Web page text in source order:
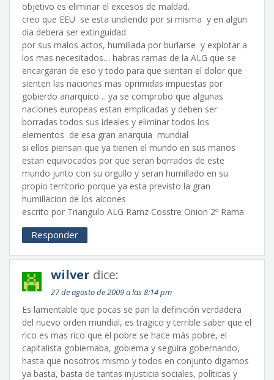
objetivo es eliminar el excesos de maldad.
creo que EEU se esta undiendo por si misma y en algun
dia debera ser extinguidad
por sus malos actos, humillada por burlarse y explotar a
los mas necesitados… habras ramas de la ALG que se
encargaran de eso y todo para que sientan el dolor que
sienten las naciones mas oprimidas impuestas por
gobierdo anarquico… ya se comprobo que algunas
naciones europeas estan emplicadas y deben ser
borradas todos sus ideales y eliminar todos los
elementos de esa gran anarquia mundial
si ellos piensan que ya tienen el mundo en sus manos
estan equivocados por que seran borrados de este
mundo junto con su orgullo y seran humillado en su
propio territorio porque ya esta previsto la gran
humillacion de los alcones
escrito por Triangulo ALG Ramz Cosstre Onion 2º Rama
Responder
wilver dice:
27 de agosto de 2009 a las 8:14 pm
Es lamentable que pocas se pan la definición verdadera
del nuevo orden mundial, es tragico y terrible saber que el
rico es mas rico que el pobre se hace más pobre, el
capitalista gobiernaba, gobierna y seguira gobernando,
hasta que nosotros mismo y todos en conjunto digamos
ya basta, basta de tantas injusticia sociales, políticas y